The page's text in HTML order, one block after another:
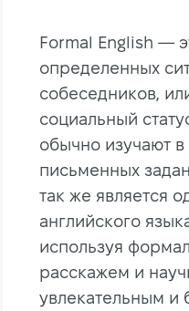
Formal English —
определенных
собеседников,
социальный
обычно изучают
письменных
так же является
английского
используя
расскажем и
увлекательным и